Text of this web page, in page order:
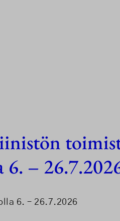
6. –
6. – 26.7.2026